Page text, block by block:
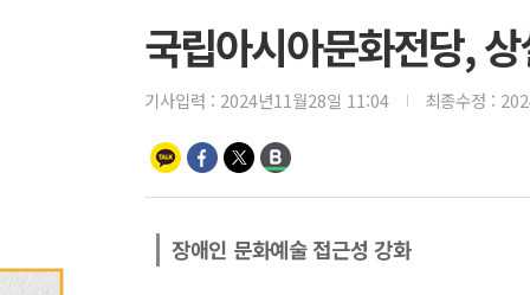
국립아시아문화전당,
기사입력 : 2024년11월28일 11:04 최종수정 :
장애인 문화예술 접근성 강화